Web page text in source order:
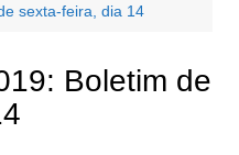
sexta-feira, dia 14
Boletim de